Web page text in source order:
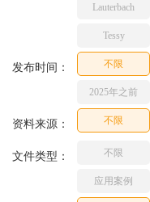
Lauterbach
Tessy
发布时间： 不限
2025年之前
资料来源： 不限
文件类型： 不限
应用案例